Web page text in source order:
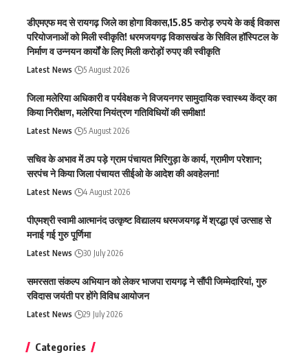
डीएमएफ मद से रायगढ़ जिले का होगा विकास,15.85 करोड़ रुपये के कई विकास
परियोजनाओं को मिली स्वीकृति! धरमजयगढ़ विकासखंड के सिविल हॉस्पिटल के
निर्माण व उन्नयन कार्यों के लिए मिली करोड़ों रुपए की स्वीकृति
Latest News 5 August 2026
जिला मलेरिया अधिकारी व पर्यवेक्षक ने विजयनगर सामुदायिक स्वास्थ्य केंद्र का
किया निरीक्षण, मलेरिया नियंत्रण गतिविधियों की समीक्षा!
Latest News 5 August 2026
सचिव के अभाव में ठप पड़े ग्राम पंचायत मिरिगुड़ा के कार्य, ग्रामीण परेशान;
सरपंच ने किया जिला पंचायत सीईओ के आदेश की अवहेलना!
Latest News 4 August 2026
पीएमश्री स्वामी आत्मानंद उत्कृष्ट विद्यालय धरमजयगढ़ में श्रद्धा एवं उत्साह से
मनाई गई गुरु पूर्णिमा
Latest News 30 July 2026
समरसता संकल्प अभियान को लेकर भाजपा रायगढ़ ने सौंपी जिम्मेदारियां, गुरु
रविदास जयंती पर होंगे विविध आयोजन
Latest News 29 July 2026
Categories